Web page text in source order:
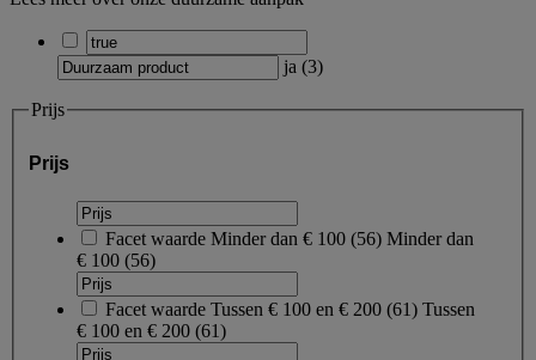
ja (3)
Prijs
Prijs
Facet waarde Minder dan € 100 (56) Minder dan
€ 100 (56)
Facet waarde Tussen € 100 en € 200 (61) Tussen
€ 100 en € 200 (61)